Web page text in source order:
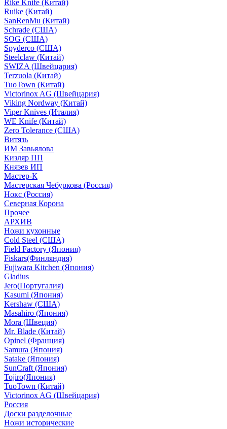
Rike Knife (Китай)
Ruike (Китай)
SanRenMu (Китай)
Schrade (США)
SOG (США)
Spyderco (США)
Steelclaw (Китай)
SWIZA (Швейцария)
Terzuola (Китай)
TuoTown (Китай)
Victorinox AG (Швейцария)
Viking Nordway (Китай)
Viper Knives (Италия)
WE Knife (Китай)
Zero Tolerance (США)
Витязь
ИМ Завьялова
Кизляр ПП
Князев ИП
Мастер-К
Мастерская Чебуркова (Россия)
Нокс (Россия)
Северная Корона
Прочее
АРХИВ
Ножи кухонные
Cold Steel (США)
Field Factory (Япония)
Fiskars(Финляндия)
Fujiwara Kitchen (Япония)
Gladius
Jero(Португалия)
Kasumi (Япония)
Kershaw (США)
Masahiro (Япония)
Mora (Швеция)
Mr. Blade (Китай)
Opinel (Франция)
Samura (Япония)
Satake (Япония)
SunCraft (Япония)
Tojiro(Япония)
TuoTown (Китай)
Victorinox AG (Швейцария)
Россия
Доски разделочные
Ножи исторические